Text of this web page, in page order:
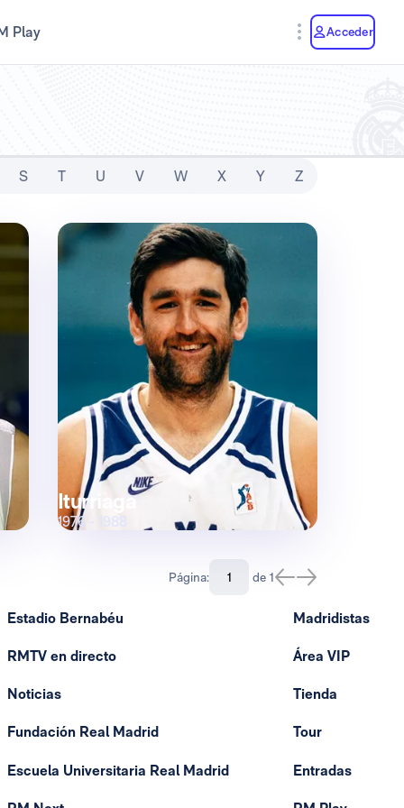
Play Acceder
S T U V W X Y Z
Iturriaga
1976 - 1988
Página: de 1
Estadio Bernabéu
RMTV en directo
Noticias
Fundación Real Madrid
Escuela Universitaria Real Madrid
Madridistas
Área VIP
Tienda
Tour
Entradas